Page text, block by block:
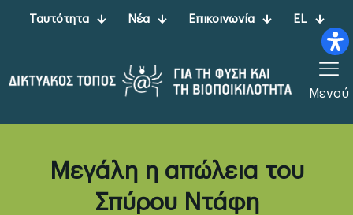
Ταυτότητα Νέα Επικοινωνία EL
Μενού
Μεγάλη η απώλεια του
Σπύρου Ντάφη